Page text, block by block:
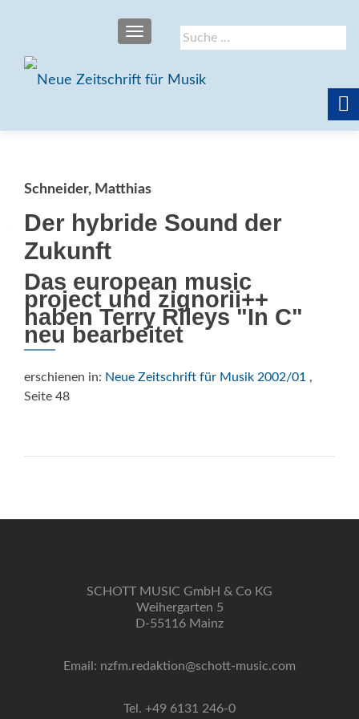
Suche
nach:
SCHALTE NAVIGATION
Schneider, Matthias
Der hybride Sound der
Zukunft
Das european music
project und zignorii++
haben Terry Rileys "In C"
neu bearbeitet
erschienen in: Neue Zeitschrift für Musik 2002/01 ,
Seite 48
SCHOTT MUSIC GmbH & Co KG
Weihergarten 5
D-55116 Mainz
Email: nzfm.redaktion@schott-music.com
Tel. +49 6131 246-0